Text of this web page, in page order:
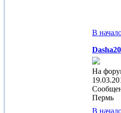
В
На
Пермь
В